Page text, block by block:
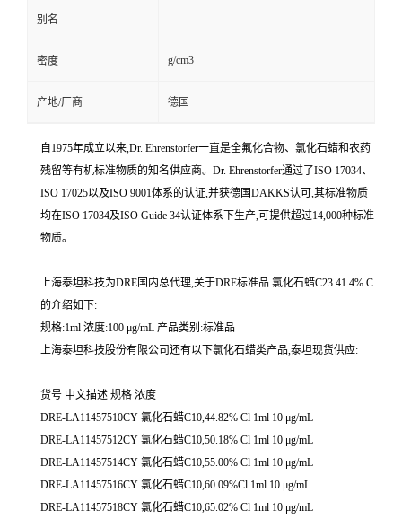
别名
密度 g/cm3
产地/厂商 德国
自1975年成立以来,Dr. Ehrenstorfer一直是全氟化合物、氯化石蜡和农药
残留等有机标准物质的知名供应商。Dr. Ehrenstorfer通过了ISO 17034、
ISO 17025以及ISO 9001体系的认证,并获德国DAKKS认可,其标准物质
均在ISO 17034及ISO Guide 34认证体系下生产,可提供超过14,000种标准
物质。
上海泰坦科技为DRE国内总代理,关于DRE标准品 氯化石蜡C23 41.4% C
的介绍如下:
规格:1ml 浓度:100 μg/mL 产品类别:标准品
上海泰坦科技股份有限公司还有以下氯化石蜡类产品,泰坦现货供应:
货号 中文描述 规格 浓度
DRE-LA11457510CY 氯化石蜡C10,44.82% Cl 1ml 10 μg/mL
DRE-LA11457512CY 氯化石蜡C10,50.18% Cl 1ml 10 μg/mL
DRE-LA11457514CY 氯化石蜡C10,55.00% Cl 1ml 10 μg/mL
DRE-LA11457516CY 氯化石蜡C10,60.09%Cl 1ml 10 μg/mL
DRE-LA11457518CY 氯化石蜡C10,65.02% Cl 1ml 10 μg/mL